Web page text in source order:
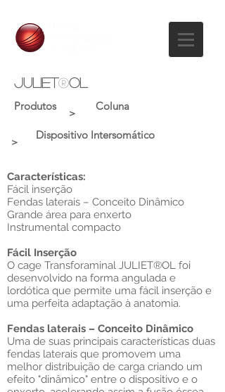
juliet®ol
Produtos
>
Coluna
>
Dispositivo Intersomático
Características:
Fácil inserção
Fendas laterais – Conceito Dinâmico
Grande área para enxerto
Instrumental compacto
Fácil Inserção
O cage Transforaminal JULIET®OL foi
desenvolvido na forma angulada e
lordótica que permite uma fácil inserção e
uma perfeita adaptação à anatomia.
Fendas laterais – Conceito Dinâmico
Uma de suas principais características duas
fendas laterais que promovem uma
melhor distribuição de carga criando um
efeito "dinâmico" entre o dispositivo e o